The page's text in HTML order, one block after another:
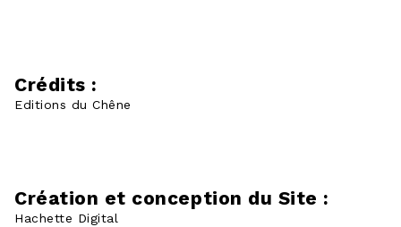
Crédits :
Editions du Chêne
Création et conception du Site :
Hachette Digital